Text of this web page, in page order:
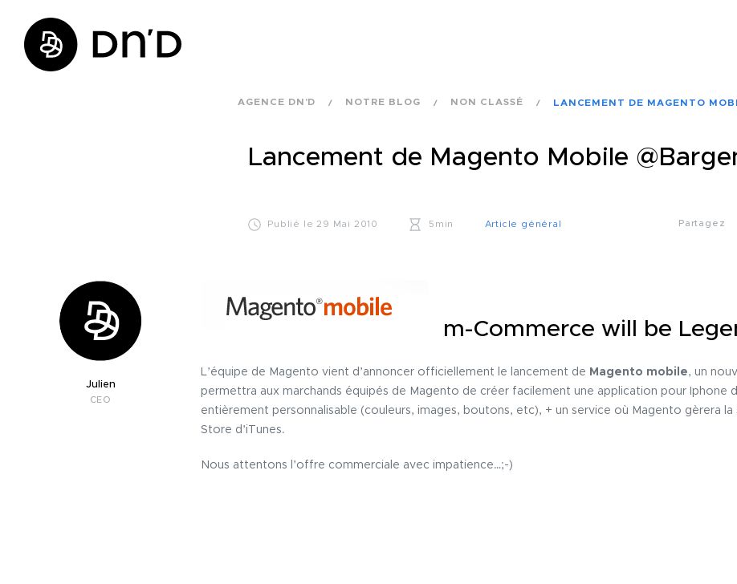
AGENCE DN'D NOTRE BLOG NON CLASSÉ LANCEMENT DE MAGENTO
Lancement de Magento Mobile
Publié le 29 Mai 2010 5min Article général Partagez
Julien
CEO
m-Commerce will be
L’équipe de Magento vient d’annoncer officiellement le lancement de Magento mobile, un
permettra aux marchands équipés de Magento de créer facilement une application pour Iphone
entièrement personnalisable (couleurs, images, boutons, etc), + un service où Magento gèrera la
Store d’iTunes.
Nous attentons l’offre commerciale avec impatience…;-)